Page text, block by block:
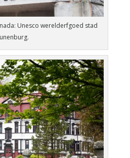
Unesco werelderfgoed stad